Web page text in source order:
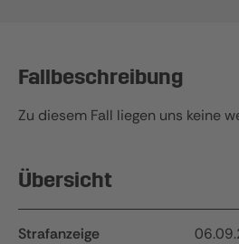
Fallbeschreibung
Zu diesem Fall liegen uns keine
Übersicht
Strafanzeige